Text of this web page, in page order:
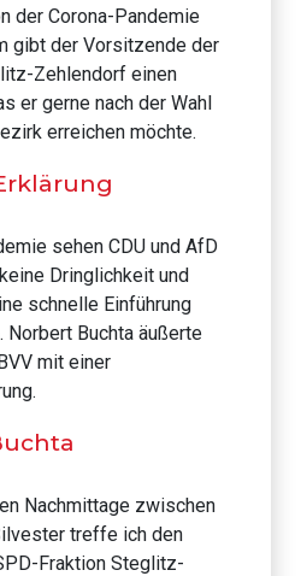
der Corona-Pandemie
gibt der Vorsitzende der
Zehlendorf einen
er gerne nach der Wahl
erreichen möchte.
sehen CDU und AfD
Dringlichkeit und
schnelle Einführung
Buchta äußerte
mit einer
Nachmittage zwischen
treffe ich den
Fraktion Steglitz-